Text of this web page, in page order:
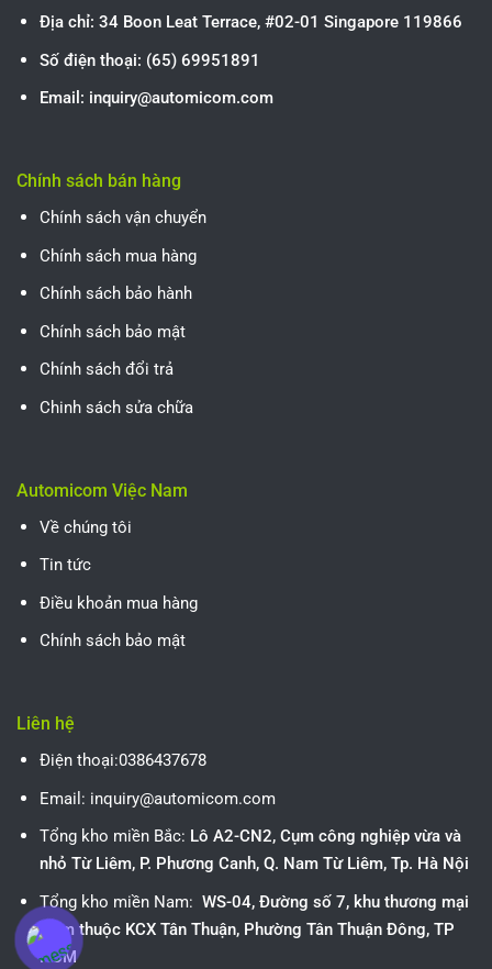
Địa chỉ: 34 Boon Leat Terrace, #02-01 Singapore 119866
Số điện thoại: (65) 69951891
Email: inquiry@automicom.com
Chính sách bán hàng
Chính sách vận chuyển
Chính sách mua hàng
Chính sách bảo hành
Chính sách bảo mật
Chính sách đổi trả
Chinh sách sửa chữa
Automicom Việc Nam
Về chúng tôi
Tin tức
Điều khoản mua hàng
Chính sách bảo mật
Liên hệ
Điện thoại:0386437678
Email: inquiry@automicom.com
Tổng kho miền Bắc: Lô A2-CN2, Cụm công nghiệp vừa và
nhỏ Từ Liêm, P. Phương Canh, Q. Nam Từ Liêm, Tp. Hà Nội
Tổng kho miền Nam: WS-04, Đường số 7, khu thương mại
Nam thuộc KCX Tân Thuận, Phường Tân Thuận Đông, TP
HCM